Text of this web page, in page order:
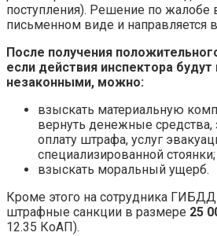
поступления). Решение по жалобе
письменном виде и направляется
После получения
если действия инспектора будут
незаконными, можно:
взыскать материальную
вернуть денежные средства,
оплату штрафа, услуг
специализированной стоянки;
взыскать моральный ущерб.
Кроме этого на сотрудника
штрафные санкции в размере 25
12.35 КоАП).